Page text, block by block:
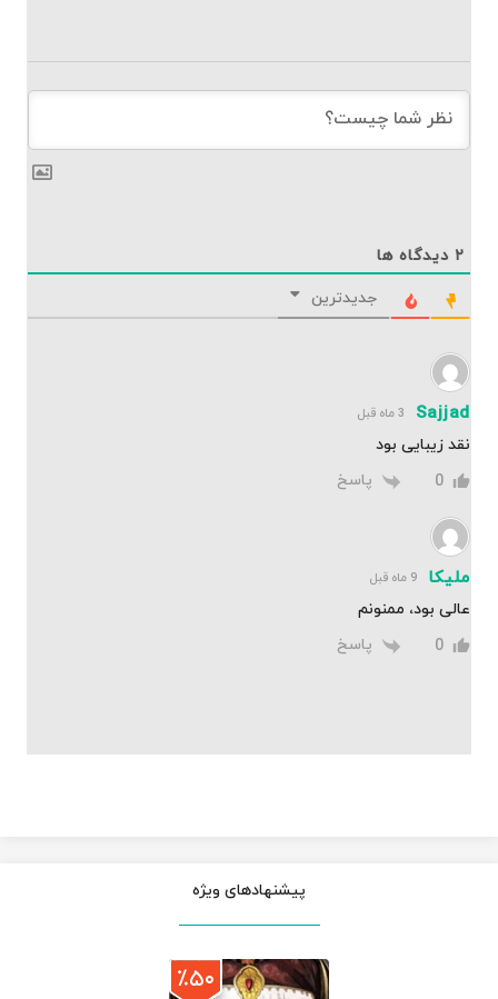
۲ دیدگاه ها
جدیدترین
Sajjad 3 ماه قبل
نقد زیبایی بود
0
پاسخ
ملیکا 9 ماه قبل
عالی بود، ممنونم
0
پاسخ
پیشنهادهای ویژه
٪۵۰